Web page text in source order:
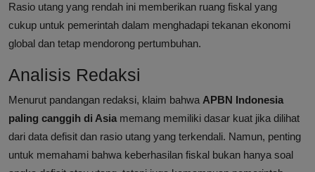
Rasio utang yang rendah ini memberikan ruang fiskal yang
cukup untuk pemerintah dalam menghadapi tekanan ekonomi
global dan tetap mendorong pertumbuhan.
Analisis Redaksi
Menurut pandangan redaksi, klaim bahwa APBN Indonesia
paling canggih di Asia memang memiliki dasar kuat jika dilihat
dari data defisit dan rasio utang yang terkendali. Namun, penting
untuk memahami bahwa keberhasilan fiskal bukan hanya soal